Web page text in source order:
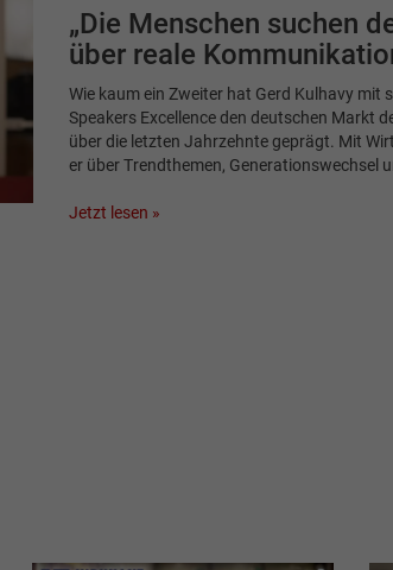
„Die Menschen suchen
über reale
Wie kaum ein Zweiter hat Gerd Kulhavy mit
Speakers Excellence den deutschen Markt
über die letzten Jahrzehnte geprägt. Mit
er über Trendthemen, Generationswechsel
Jetzt lesen »